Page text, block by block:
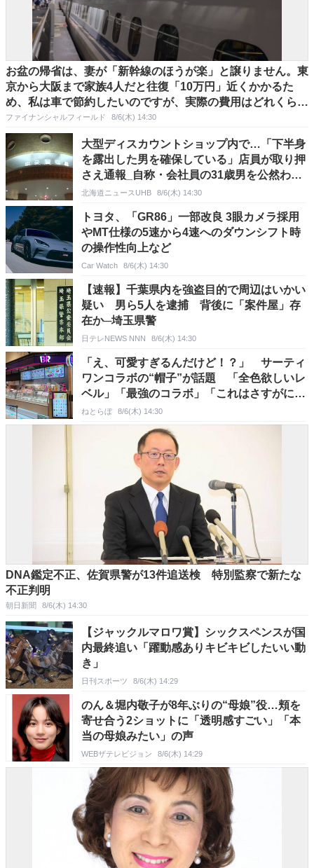
お盆の帰省は、妻が「新幹線のほうが楽」と譲りません。東
京から大阪まで家族4人だと往復「10万円」近くかかるた
め、私は車で節約したいのですが、実際の費用はどれくらい
違うのでしょうか？
ファイナンシャルフィールド 8/6(木) 14:30
大型ディスカウントショップ内で…「下半身
を露出した男を確保している」店員が取り押
さえ通報_自称・会社員の31歳男を公然わい
せつの疑いで現行犯逮捕_酒を飲んだ状態か
北海道ニュースUHB 8/6(木) 14:30
トヨタ、「GR86」一部改良 3眼カメラ採用
やMT仕様の5速から4速へのダウンシフト時
の操作性向上など
Car Watch 8/6(木) 14:30
【速報】千葉県内を強盗目的で周辺はいかい
疑い 男ら5人を逮捕 背後に「案件屋」存
在か─埼玉県警
日テレNEWS NNN 8/6(木) 14:30
「え、可愛すぎるんだけど！？」 サーティ
ワンコラボの“帽子”が話題 「全色欲しいレ
ベル」「最強のコラボ」「これはさすがにチ
ョコミント優勝」
ねとらぼ 8/6(木) 14:30
DNA鑑定不正、佐賀県警が13件追送検 特別監察で新たな
不正判明
朝日新聞 8/6(木) 14:30
【ジャックルマロワ賞】シックスペンスが国
内最終追い「躍動感ありキビキビしたいい動
き」
日刊スポーツ 8/6(木) 14:29
のん＆堀内敬子が8年ぶりの“母娘”役…頬を
寄せ合う2ショットに「透明感すごい」「本
当の母娘みたい」の声
WEBザテレビジョン 8/6(木) 14:29